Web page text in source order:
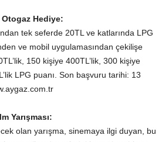
Otogaz Hediye:
tek seferde 20TL ve katlarında LPG
ve mobil uygulamasından çekilişe
150 kişiye 400TL’lik, 300 kişiye
LPG puanı. Son başvuru tarihi: 13
Yarışması:
olan yarışma, sinemaya ilgi duyan, bu